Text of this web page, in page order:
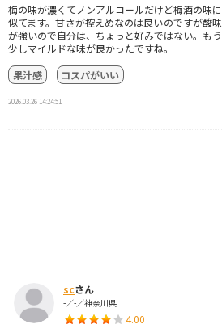
梅の味が濃くてノンアルコールだけど梅酒の味に
似てます。甘さが控えめなのは良いのですが酸味
が強いので自分は、ちょっと好みではない。もう
少しマイルドな味が良かったですね。
果汁感
コスパがいい
2026.03.26 14:24:51
scさん
-／-／神奈川県
4.00